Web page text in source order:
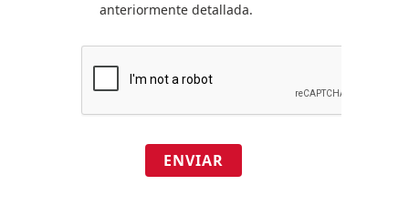
anteriormente detallada.
ENVIAR